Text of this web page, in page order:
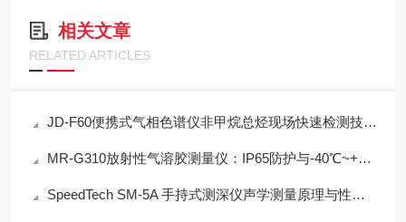
相关文章
RELATED ARTICLES
JD-F60便携式气相色谱仪非甲烷总烃现场快速检测技术方案
MR-G310放射性气溶胶测量仪：IP65防护与-40℃~+50℃宽温工作能力
SpeedTech SM-5A 手持式测深仪声学测量原理与性能分析